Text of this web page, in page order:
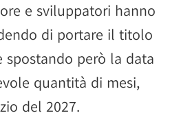
e sviluppatori hanno
di portare il titolo
però la data
quantità di mesi,
del 2027.